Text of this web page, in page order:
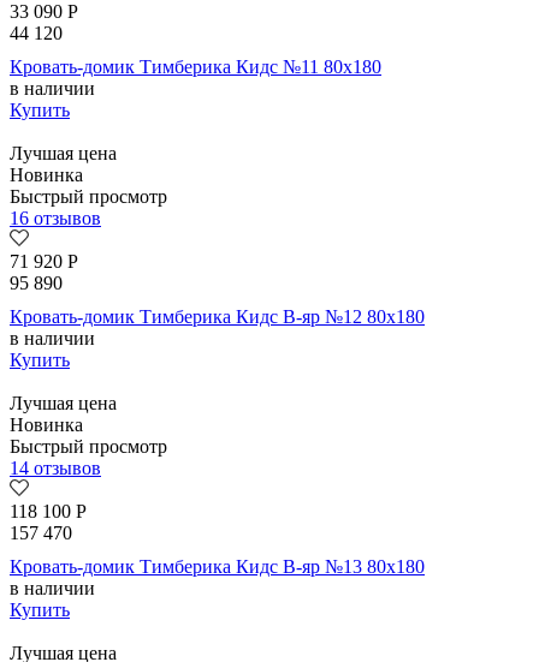
33 090 Р
44 120
Кровать-домик Тимберика Кидс №11 80х180
в наличии
Купить
Лучшая цена
Новинка
Быстрый просмотр
16 отзывов
71 920 Р
95 890
Кровать-домик Тимберика Кидс В-яр №12 80х180
в наличии
Купить
Лучшая цена
Новинка
Быстрый просмотр
14 отзывов
118 100 Р
157 470
Кровать-домик Тимберика Кидс В-яр №13 80х180
в наличии
Купить
Лучшая цена